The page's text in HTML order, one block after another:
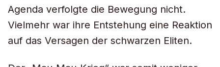
Agenda verfolgte die Bewegung nicht.
Vielmehr war ihre Entstehung eine Reaktion
auf das Versagen der schwarzen Eliten.